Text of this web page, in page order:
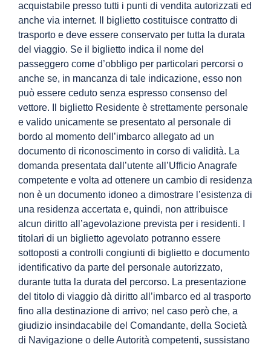
acquistabile presso tutti i punti di vendita autorizzati ed
anche via internet. Il biglietto costituisce contratto di
trasporto e deve essere conservato per tutta la durata
del viaggio. Se il biglietto indica il nome del
passeggero come d’obbligo per particolari percorsi o
anche se, in mancanza di tale indicazione, esso non
può essere ceduto senza espresso consenso del
vettore. Il biglietto Residente è strettamente personale
e valido unicamente se presentato al personale di
bordo al momento dell’imbarco allegato ad un
documento di riconoscimento in corso di validità. La
domanda presentata dall’utente all’Ufficio Anagrafe
competente e volta ad ottenere un cambio di residenza
non è un documento idoneo a dimostrare l’esistenza di
una residenza accertata e, quindi, non attribuisce
alcun diritto all’agevolazione prevista per i residenti. I
titolari di un biglietto agevolato potranno essere
sottoposti a controlli congiunti di biglietto e documento
identificativo da parte del personale autorizzato,
durante tutta la durata del percorso. La presentazione
del titolo di viaggio dà diritto all’imbarco ed al trasporto
fino alla destinazione di arrivo; nel caso però che, a
giudizio insindacabile del Comandante, della Società
di Navigazione o delle Autorità competenti, sussistano